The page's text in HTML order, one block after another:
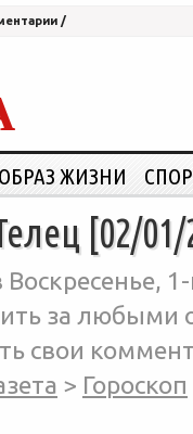
/
ОБРАЗ ЖИЗНИ
[02/01/
за любыми
свои
> Гороскоп